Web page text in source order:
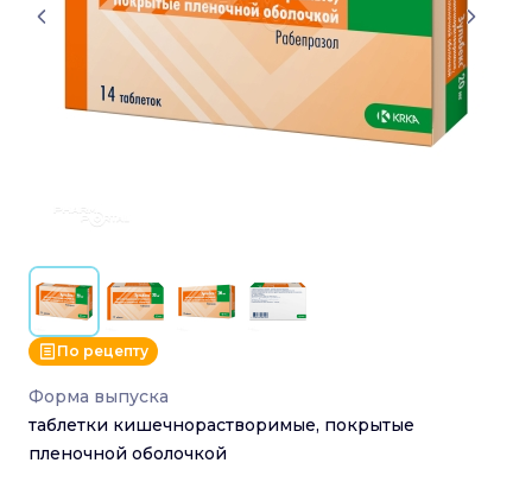
По рецепту
Форма выпуска
таблетки кишечнорастворимые, покрытые
пленочной оболочкой